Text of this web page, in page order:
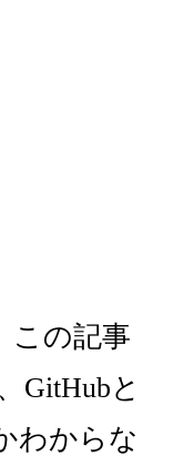
この記事
GitHubと
わからな